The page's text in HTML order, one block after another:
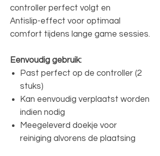
controller perfect volgt en
Antislip-effect voor optimaal
comfort tijdens lange game sessies.
Eenvoudig gebruik:
Past perfect op de controller (2
stuks)
Kan eenvoudig verplaatst worden
indien nodig
Meegeleverd doekje voor
reiniging alvorens de plaatsing